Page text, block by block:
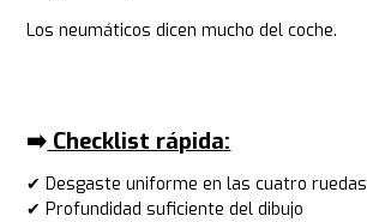
Los neumáticos dicen mucho del coche.
➡️ ​Checklist rápida:
✔ Desgaste uniforme en las cuatro ruedas
✔ Profundidad suficiente del dibujo